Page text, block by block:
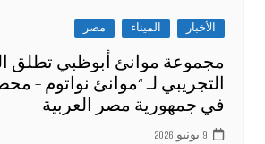
الأخبار الميناء مصر
مجموعة موانئ أبوظبي تطلق
التجريبي لـ “موانئ نواتوم –
‏في جمهورية مصر العربية
9 يونيو 2026